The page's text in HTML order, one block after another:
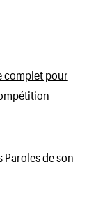
complet pour
Paroles de son